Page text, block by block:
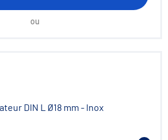
ou